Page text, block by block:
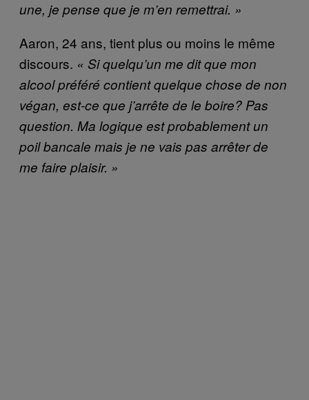
une, je pense que je m’en remettrai. »
Aaron, 24 ans, tient plus ou moins le même
discours. « Si quelqu’un me dit que mon
alcool préféré contient quelque chose de non
végan, est-ce que j’arrête de le boire? Pas
question. Ma logique est probablement un
poil bancale mais je ne vais pas arrêter de
me faire plaisir. »